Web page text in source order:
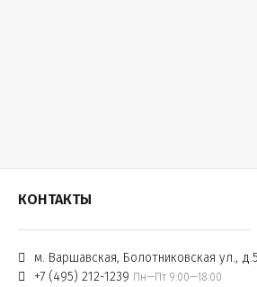
КОНТАКТЫ
м. Варшавская, Болотниковская ул.,
+7 (495) 212-1239 Пн—Пт 9:00—18:00